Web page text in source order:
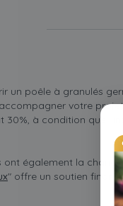
un poêle à granulés
votre
à condition que
ont également la
" offre un soutien